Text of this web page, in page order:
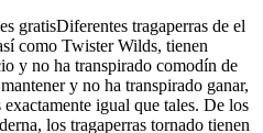
Diferentes tragaperras de el
como Twister Wilds, tienen
y no ha transpirado comodín de
y no ha transpirado ganar,
igual que tales. De los
los tragaperras tornado tienen